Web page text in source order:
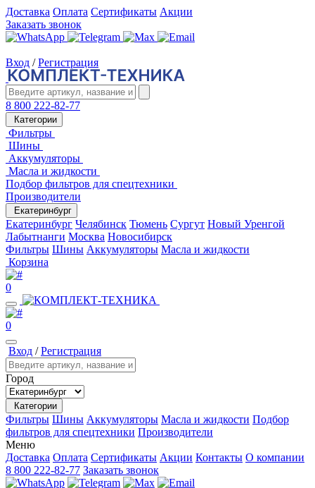
Доставка Оплата Сертификаты Акции
Заказать звонок
Вход / Регистрация
8 800 222-82-77
Категории
Фильтры
Шины
Аккумуляторы
Масла и жидкости
Подбор фильтров для спецтехники
Производители
Екатеринбург
Екатеринбург Челябинск Тюмень Сургут Новый Уренгой
Лабытнанги Москва Новосибирск
Фильтры Шины Аккумуляторы Масла и жидкости
Корзина
0
0
Вход /Регистрация
Город
Категории
Фильтры Шины Аккумуляторы Масла и жидкости Подбор
фильтров для спецтехники Производители
Меню
Доставка Оплата Сертификаты Акции Контакты О компании
8 800 222-82-77 Заказать звонок